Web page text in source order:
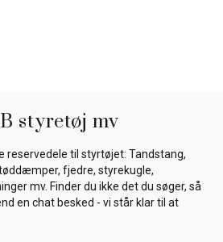
styretøj mv
reservedele til styrtøjet: Tandstang,
fjedre, styrekugle,
mv. Finder du ikke det du søger, så
en chat besked - vi står klar til at